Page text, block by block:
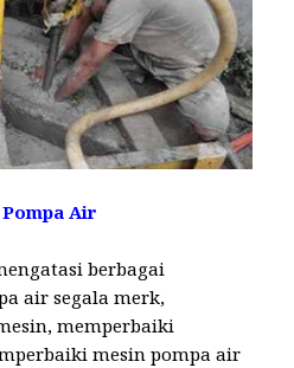
Air
berbagai
air segala merk,
memperbaiki
mesin pompa air